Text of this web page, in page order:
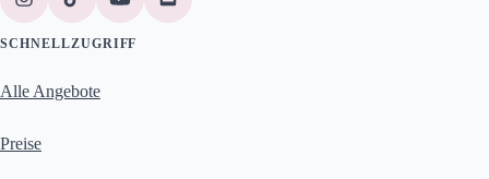
SCHNELLZUGRIFF
Alle Angebote
Preise